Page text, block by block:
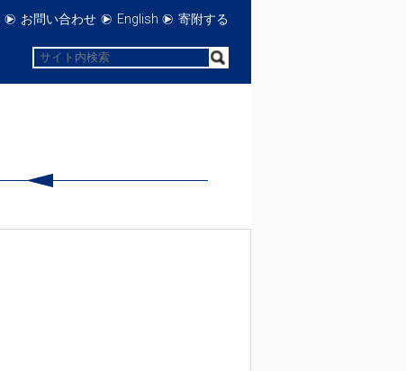
お問い合わせ English 寄附する